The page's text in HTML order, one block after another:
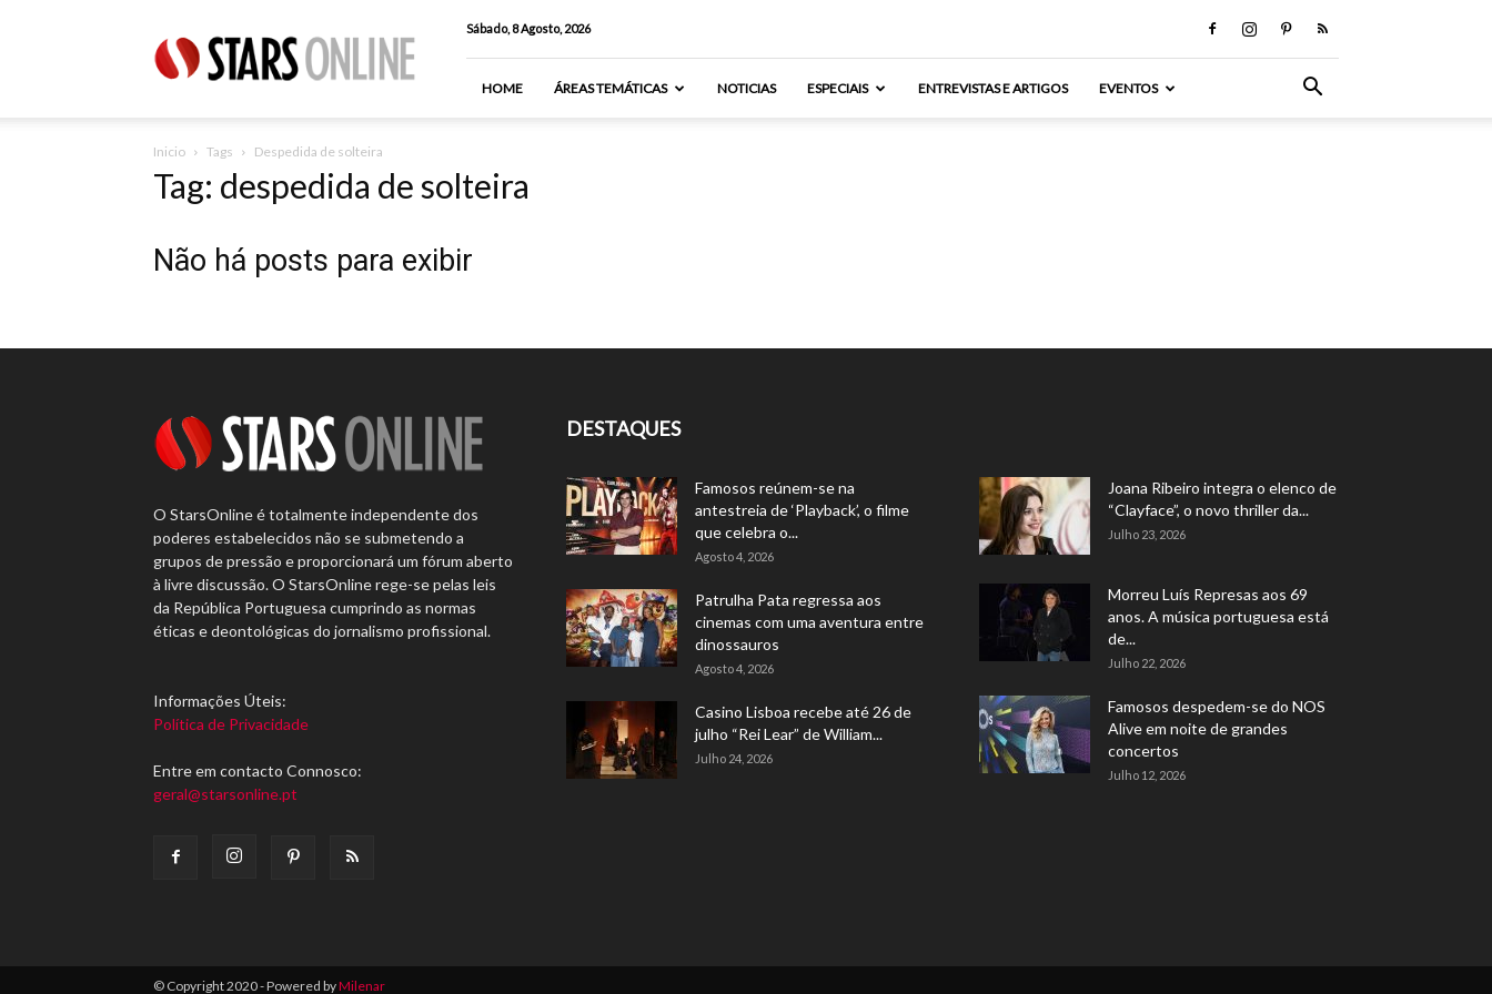
Online
Sábado, 8 Agosto, 2026
HOME ÁREAS TEMÁTICAS NOTICIAS ESPECIAIS ENTREVISTAS E ARTIGOS EVENTOS
Inicio Tags Despedida de solteira
Tag: despedida de solteira
Não há posts para exibir
O StarsOnline é totalmente independente dos
poderes estabelecidos não se submetendo a
grupos de pressão e proporcionará um fórum aberto
à livre discussão. O StarsOnline rege-se pelas leis
da República Portuguesa cumprindo as normas
éticas e deontológicas do jornalismo profissional.
Informações Úteis:
Política de Privacidade
Entre em contacto Connosco:
geral@starsonline.pt
DESTAQUES
Famosos reúnem-se na
antestreia de ‘Playback’, o filme
que celebra o...
Agosto 4, 2026
Patrulha Pata regressa aos
cinemas com uma aventura entre
dinossauros
Agosto 4, 2026
Casino Lisboa recebe até 26 de
julho “Rei Lear” de William...
Julho 24, 2026
Joana Ribeiro integra o elenco de
“Clayface”, o novo thriller da...
Julho 23, 2026
Morreu Luís Represas aos 69
anos. A música portuguesa está
de...
Julho 22, 2026
Famosos despedem-se do NOS
Alive em noite de grandes
concertos
Julho 12, 2026
© Copyright 2020 - Powered byMilenar